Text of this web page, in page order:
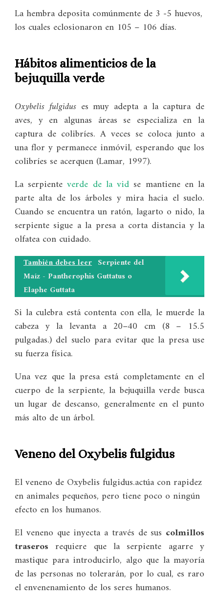
La hembra deposita comúnmente de 3 -5 huevos,
los cuales eclosionaron en 105 – 106 días.
Hábitos alimenticios de la
bejuquilla verde
Oxybelis fulgiduses muy adepta a la captura de
aves, y en algunas áreas se especializa en la
captura de colibríes. A veces se coloca junto a
una flor y permanece inmóvil, esperando que los
colibríes se acerquen (Lamar, 1997).
La serpienteverde de la vid se mantiene en la
parte alta de los árboles y mira hacia el suelo.
Cuando se encuentra un ratón, lagarto o nido, la
serpiente sigue a la presa a corta distancia y la
olfatea con cuidado.
También debes leer Serpiente del
Maíz - Pantherophis Guttatus o
Elaphe Guttata
Si la culebra está contenta con ella, le muerde la
cabeza y la levanta a 20–40 cm (8 – 15.5
pulgadas.) del suelo para evitar que la presa use
su fuerza física.
Una vez que la presa está completamente en el
cuerpo de la serpiente, la bejuquilla verde busca
un lugar de descanso, generalmente en el punto
más alto de un árbol.
Veneno del Oxybelis fulgidus
El veneno de Oxybelis fulgidus.actúa con rapidez
en animales pequeños, pero tiene poco o ningún
efecto en los humanos.
El veneno que inyecta a través de sus colmillos
traserosrequiere que la serpiente agarre y
mastique para introducirlo, algo que la mayoría
de las personas no tolerarán, por lo cual, es raro
el envenenamiento de los seres humanos.